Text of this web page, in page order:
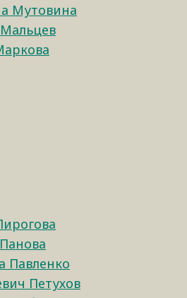
Мутовина
Павленко
Петухов